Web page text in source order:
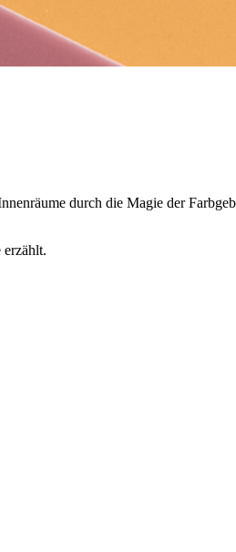
durch die Magie der